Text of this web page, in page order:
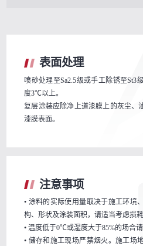
表面处理
喷砂处理至Sa2.5级或手工除锈至St3
度3℃以上。
复层涂装应除净上道漆膜上的灰尘、
漆膜表面。
注意事项
• 涂料的实际使用量取决于施工环境
构、形状及涂装面积，请适当考虑损耗
• 温度低于0℃或湿度大于85%的场合请
• 储存和施工现场严禁烟火。施工场